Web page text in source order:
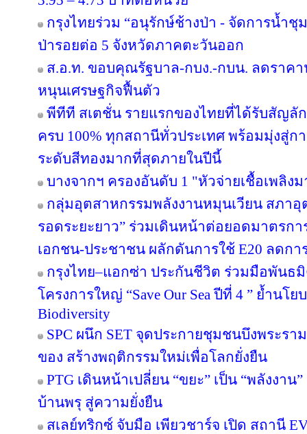
กรุงไทยร่วม “อนุรักษ์ช้างป่า - จัดการน้ำ
ป่ารอยต่อ 5 จังหวัดภาคตะวันออก
ส.อ.ท. ขอบคุณรัฐบาล-กบง.-กบน. ลดราค
หนุนเศรษฐกิจฟื้นตัว
พีทีที สเตชั่น รายแรกของไทยที่ได้รับสัญลั
ครบ 100% ทุกสถานีทั่วประเทศ พร้อมมุ่งสู่ก
ระดับสีทองมากที่สุดภายในปีนี้
บางจากฯ ครองอันดับ 1 "หัวจ่ายเชื้อเพลิ
กลุ่มอุตสาหกรรมพลังงานหมุนเวียน สภาอุ
รอดระยะยาว” ร่วมเดินหน้าต่อยอดมาตรก
เอกชน-ประชาชน ผลักดันการใช้ E20 ลดกา
กรุงไทย–แอกซ่า ประกันชีวิต ร่วมมือพันธ
โครงการใหญ่ “Save Our Sea ปีที่ 4 ” ย้ำนโ
Biodiversity
SPC ผนึก SET จุดประกายชุมชนบึงพระร
ของ สร้างพฤติกรรมใหม่เพื่อโลกยั่งยืน
PTG เดินหน้าเปลี่ยน “ขยะ” เป็น “พลังง
บ้านพรุ สู่ความยั่งยืน
สเลย์ทริกซ์ จับมือ เพียวชาร์จ เปิด สถานี